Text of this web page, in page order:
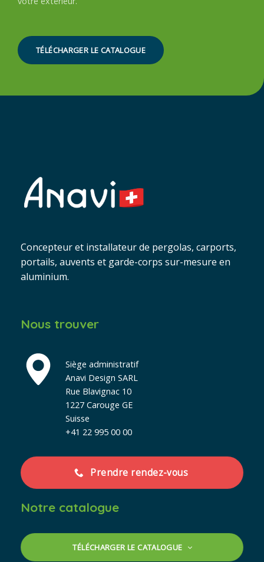
TÉLÉCHARGER LE CATALOGUE
Concepteur et installateur de pergolas, carports,
portails, auvents et garde-corps sur-mesure en
aluminium.
Nous trouver
Siège administratif
Anavi Design SARL
Rue Blavignac 10
1227 Carouge GE
Suisse
+41 22 995 00 00
Prendre rendez-vous
Notre catalogue
TÉLÉCHARGER LE CATALOGUE